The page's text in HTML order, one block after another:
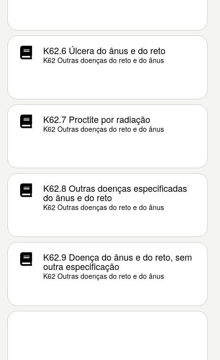
K62.6 Úlcera do ânus e do reto
K62 Outras doenças do reto e do ânus
K62.7 Proctite por radiação
K62 Outras doenças do reto e do ânus
K62.8 Outras doenças especificadas
do ânus e do reto
K62 Outras doenças do reto e do ânus
K62.9 Doença do ânus e do reto, sem
outra especificação
K62 Outras doenças do reto e do ânus